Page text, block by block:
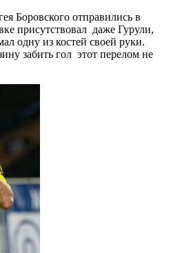
Боровского отправились в
присутствовал даже Гурули,
одну из костей своей руки.
забить гол этот перелом не